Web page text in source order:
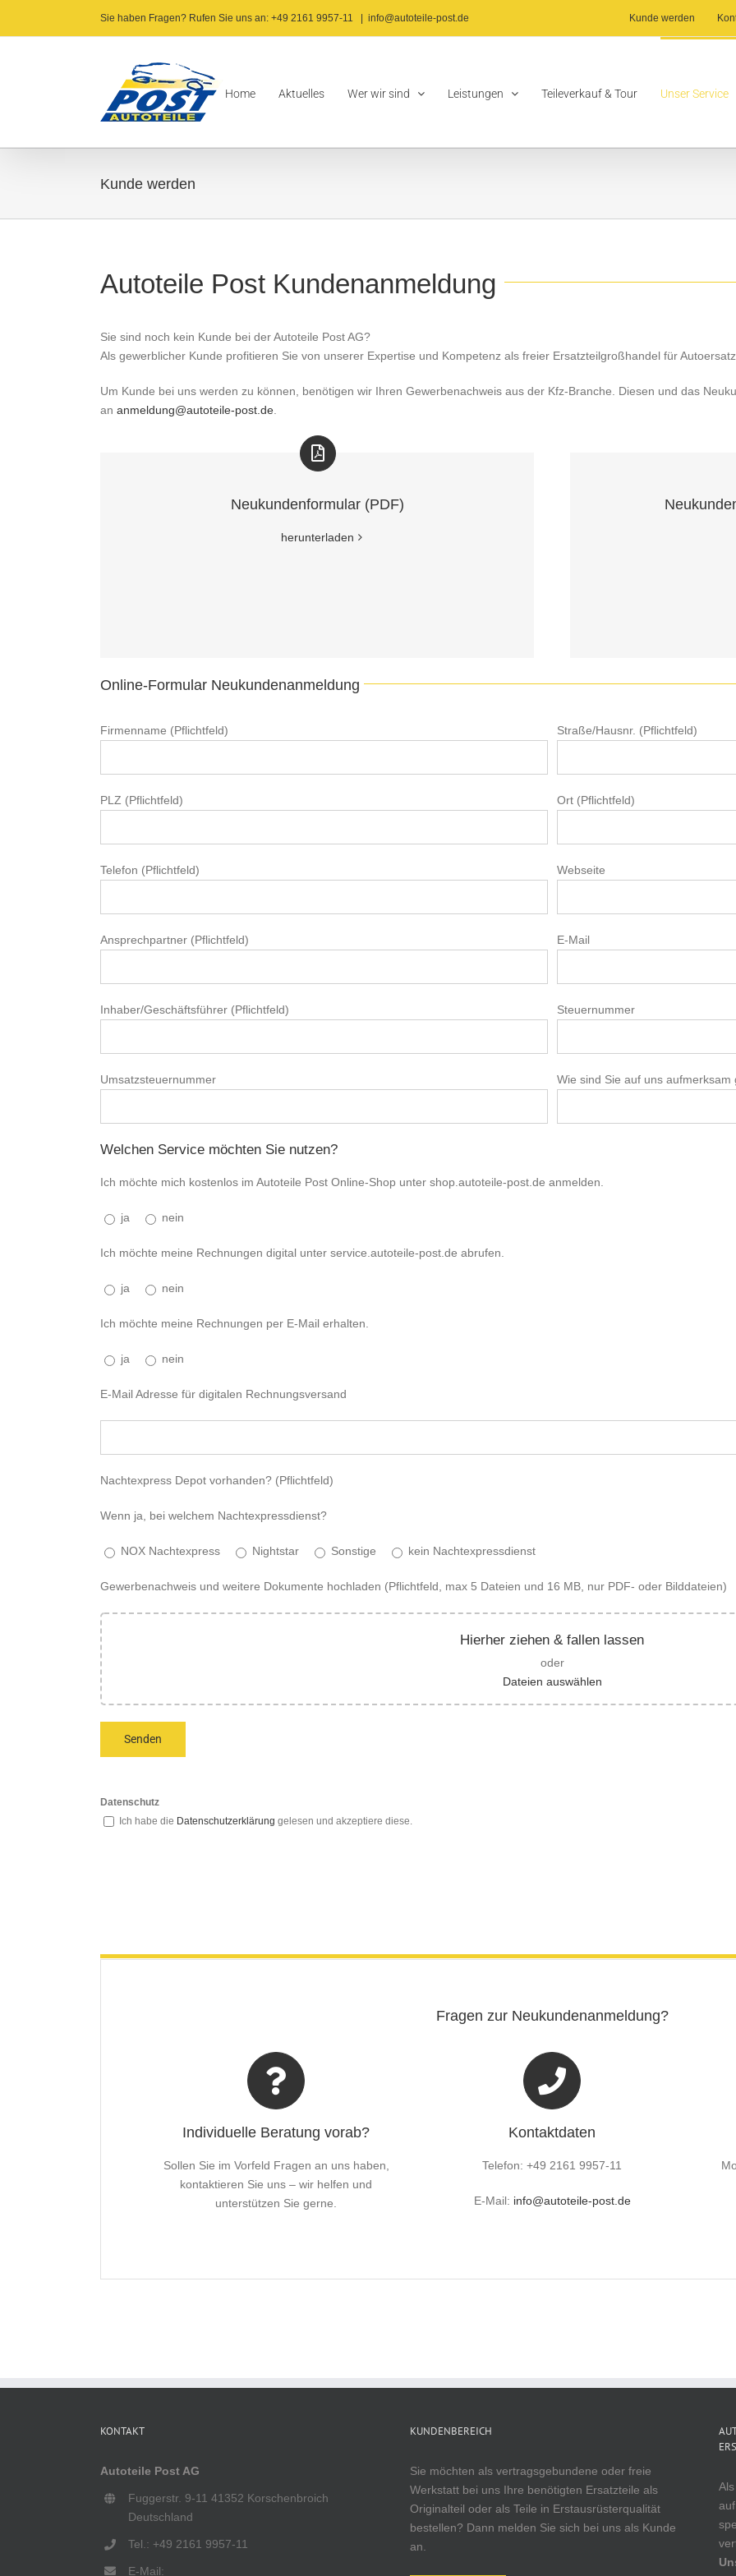
Sie haben Fragen? Rufen Sie uns an: +49 2161 9957-11 info@autoteile-post.de Kunde werden
Home Aktuelles Wer wir sind Leistungen Teileverkauf & Tour Unser Service
Kunde werden
Autoteile Post Kundenanmeldung
Sie sind noch kein Kunde bei der Autoteile Post AG?
Als gewerblicher Kunde profitieren Sie von unserer Expertise und Kompetenz als freier Ersatzteilgroßhandel für
Um Kunde bei uns werden zu können, benötigen wir Ihren Gewerbenachweis aus der Kfz-Branche. Diesen und das
an anmeldung@autoteile-post.de
Neukundenformular (PDF)
herunterladen
Online-Formular Neukundenanmeldung
Firmenname (Pflichtfeld) Straße/Hausnr. (Pflichtfeld)
PLZ (Pflichtfeld) Ort (Pflichtfeld)
Telefon (Pflichtfeld) Webseite
Ansprechpartner (Pflichtfeld) E-Mail
Inhaber/Geschäftsführer (Pflichtfeld) Steuernummer
Umsatzsteuernummer Wie sind Sie auf uns aufmerksam
Welchen Service möchten Sie nutzen?
Ich möchte mich kostenlos im Autoteile Post Online-Shop unter shop.autoteile-post.de anmelden.
ja nein
Ich möchte meine Rechnungen digital unter service.autoteile-post.de abrufen.
ja nein
Ich möchte meine Rechnungen per E-Mail erhalten.
ja nein
E-Mail Adresse für digitalen Rechnungsversand
Nachtexpress Depot vorhanden? (Pflichtfeld)
Wenn ja, bei welchem Nachtexpressdienst?
NOX Nachtexpress Nightstar Sonstige kein Nachtexpressdienst
Gewerbenachweis und weitere Dokumente hochladen (Pflichtfeld, max 5 Dateien und 16 MB, nur PDF- oder Bilddateien)
Hierher ziehen & fallen lassen
oder
Dateien auswählen
Datenschutz
Ich habe die Datenschutzerklärung gelesen und akzeptiere diese.
Fragen zur Neukundenanmeldung?
Individuelle Beratung vorab?
Sollen Sie im Vorfeld Fragen an uns haben,
kontaktieren Sie uns – wir helfen und
unterstützen Sie gerne.
Kontaktdaten
Telefon: +49 2161 9957-11
E-Mail: info@autoteile-post.de
KONTAKT
Autoteile Post AG
Fuggerstr. 9-11 41352 Korschenbroich
Deutschland
Tel.: +49 2161 9957-11
E-Mail:
KUNDENBEREICH
Sie möchten als vertragsgebundene oder freie
Werkstatt bei uns Ihre benötigten Ersatzteile als
Originalteil oder als Teile in Erstausrüsterqualität
bestellen? Dann melden Sie sich bei uns als Kunde
an.